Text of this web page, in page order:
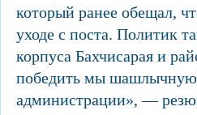
который ранее обещал,
уходе с поста. Политик
корпуса Бахчисарая и
победить мы
администрации», —